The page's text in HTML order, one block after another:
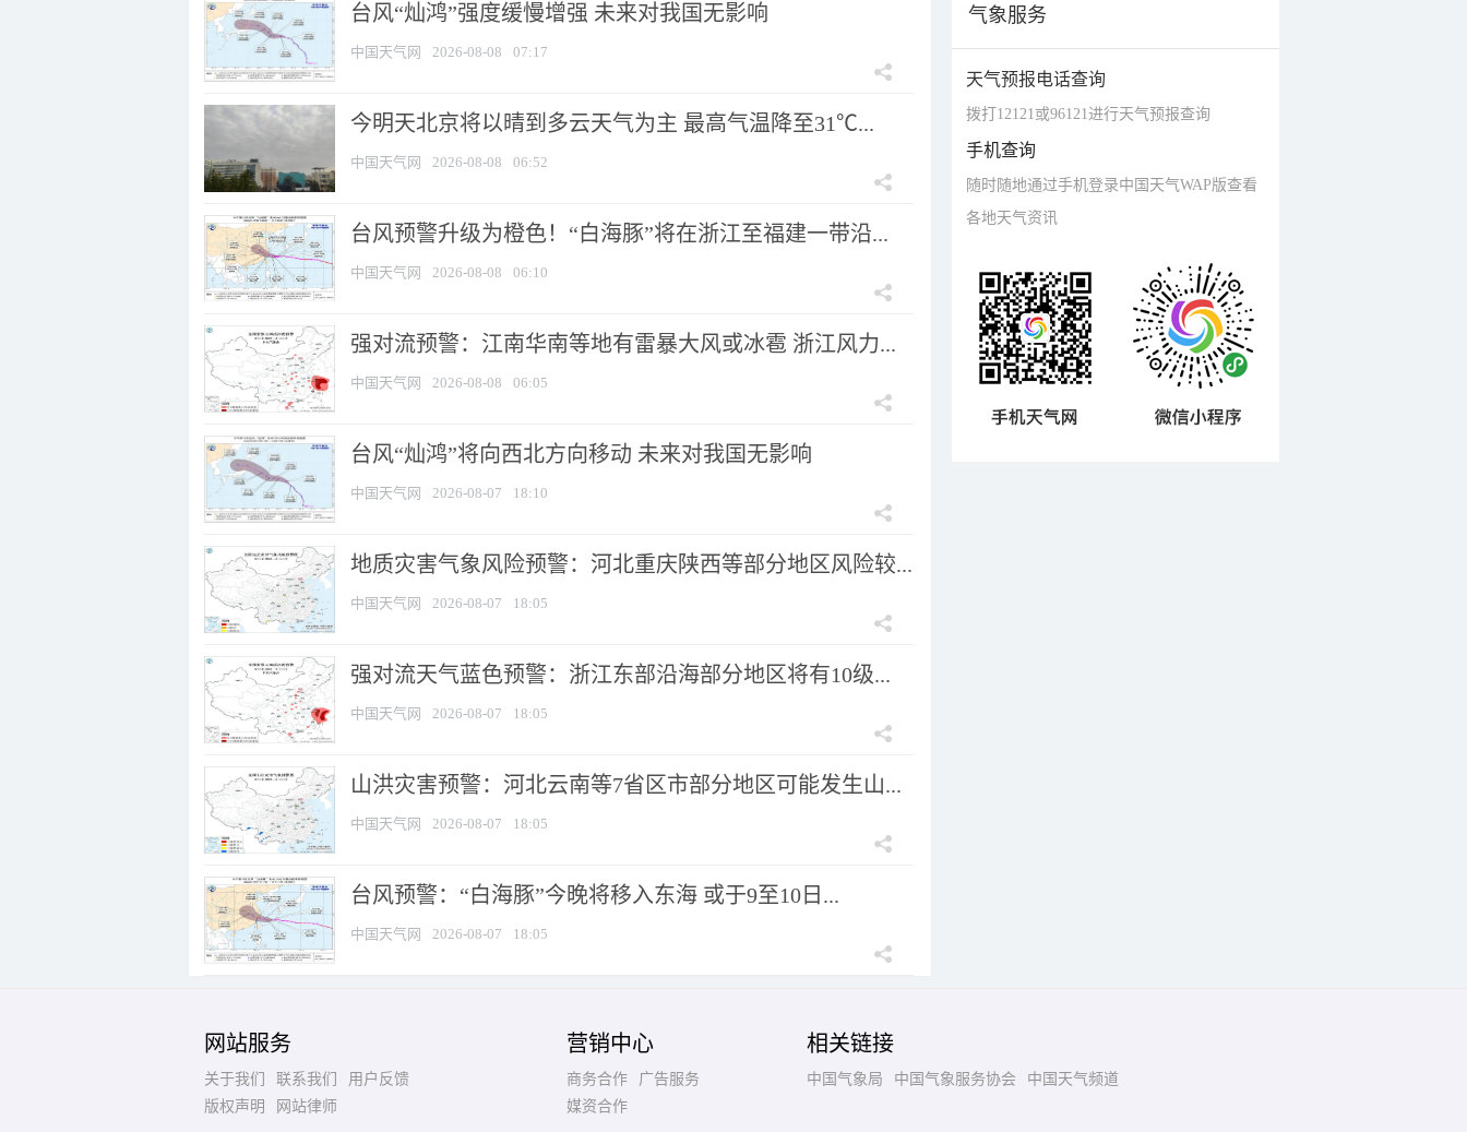
台风“灿鸿”强度缓慢增强 未来对我国无影响
中国天气网 2026-08-08 07:17
今明天北京将以晴到多云天气为主 最高气温降至31℃...
中国天气网 2026-08-08 06:52
台风预警升级为橙色！“白海豚”将在浙江至福建一带沿...
中国天气网 2026-08-08 06:10
强对流预警：江南华南等地有雷暴大风或冰雹 浙江风力...
中国天气网 2026-08-08 06:05
台风“灿鸿”将向西北方向移动 未来对我国无影响
中国天气网 2026-08-07 18:10
地质灾害气象风险预警：河北重庆陕西等部分地区风险较...
中国天气网 2026-08-07 18:05
强对流天气蓝色预警：浙江东部沿海部分地区将有10级...
中国天气网 2026-08-07 18:05
山洪灾害预警：河北云南等7省区市部分地区可能发生山...
中国天气网 2026-08-07 18:05
台风预警：“白海豚”今晚将移入东海 或于9至10日...
中国天气网 2026-08-07 18:05
气象服务
天气预报电话查询
拨打12121或96121进行天气预报查询
手机查询
随时随地通过手机登录中国天气WAP版查看
各地天气资讯
网站服务
关于我们 联系我们
用户反馈
版权声明
网站律师
营销中心
商务合作
广告服务
媒资合作
相关链接
中国气象局 中国气象服务协会 中国天气频道